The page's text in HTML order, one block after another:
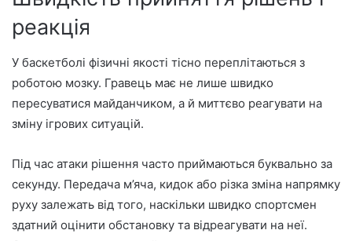
реакція
У баскетболі фізичні якості тісно переплітаються з
роботою мозку. Гравець має не лише швидко
пересуватися майданчиком, а й миттєво реагувати на
зміну ігрових ситуацій.
Під час атаки рішення часто приймаються буквально за
секунду. Передача м’яча, кидок або різка зміна напрямку
руху залежать від того, наскільки швидко спортсмен
здатний оцінити обстановку та відреагувати на неї.